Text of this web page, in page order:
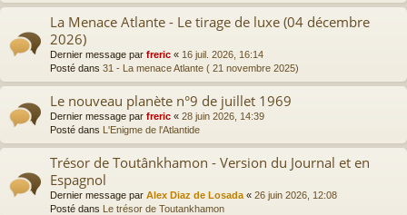
La Menace Atlante - Le tirage de luxe (04 décembre
2026)
Dernier message par freric « 16 juil. 2026, 16:14
Posté dans 31 - La menace Atlante ( 21 novembre 2025)
Le nouveau planète n°9 de juillet 1969
Dernier message par freric « 28 juin 2026, 14:39
Posté dans L'Enigme de l'Atlantide
Trésor de Toutânkhamon - Version du Journal et en
Espagnol
Dernier message par Alex Diaz de Losada « 26 juin 2026, 12:08
Posté dans Le trésor de Toutankhamon